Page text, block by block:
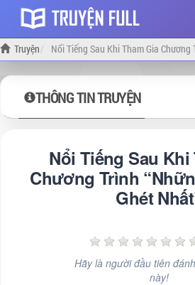
Truyện Nổi Tiếng Sau Khi Tham Gia
THÔNG TIN TRUYỆN
Nổi Tiếng Sau Khi
Chương Trình
Ghét
Hãy là người đầu tiên
này!